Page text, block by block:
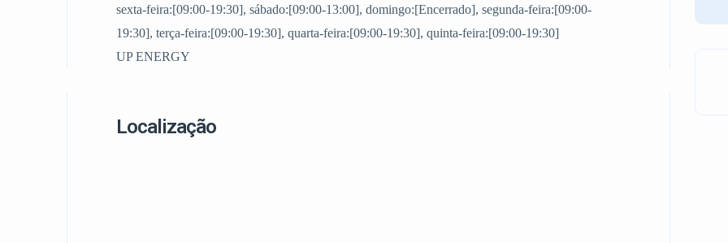
sexta-feira:[09:00-19:30], sábado:[09:00-13:00], domingo:[Encerrado], segunda-feira:[09:00-
19:30], terça-feira:[09:00-19:30], quarta-feira:[09:00-19:30], quinta-feira:[09:00-19:30]
UP ENERGY
Localização